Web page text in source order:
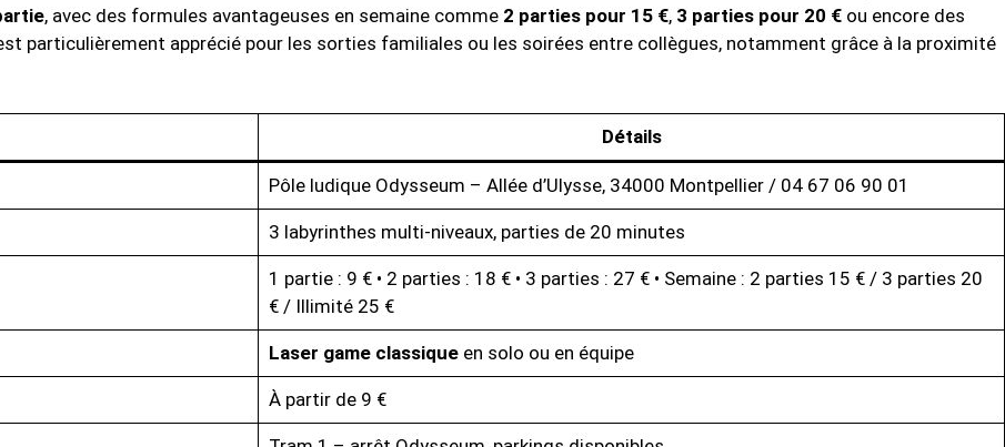
, avec des formules avantageuses en semaine comme 2 parties pour 15 €, 3 parties pour 20 € ou encore des
particulièrement apprécié pour les sorties familiales ou les soirées entre collègues, notamment grâce à la proximité
Détails
Pôle ludique Odysseum – Allée d’Ulysse, 34000 Montpellier / 04 67 06 90 01
3 labyrinthes multi-niveaux, parties de 20 minutes
1 partie : 9 € • 2 parties : 18 € • 3 parties : 27 € • Semaine : 2 parties 15 € / 3 parties 20
€ / Illimité 25 €
Laser game classiqueen solo ou en équipe
À partir de 9 €